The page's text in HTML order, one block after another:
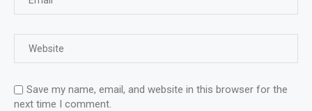
Save my name, email, and website in this browser for the
next time I comment.